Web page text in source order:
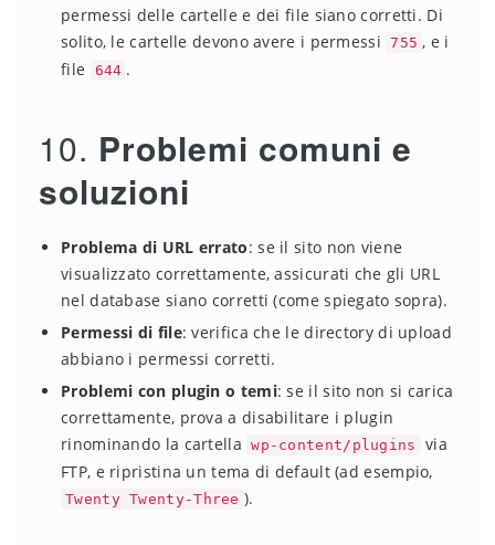
permessi delle cartelle e dei file siano corretti. Di
solito, le cartelle devono avere i permessi
755 , e i
file
644 .
10. Problemi comuni e
soluzioni
Problema di URL errato: se il sito non viene
visualizzato correttamente, assicurati che gli URL
nel database siano corretti (come spiegato sopra).
Permessi di file: verifica che le directory di upload
abbiano i permessi corretti.
Problemi con plugin o temi: se il sito non si carica
correttamente, prova a disabilitare i plugin
rinominando la cartella
wp-content/plugins
via
FTP, e ripristina un tema di default (ad esempio,
Twenty Twenty-Three ).